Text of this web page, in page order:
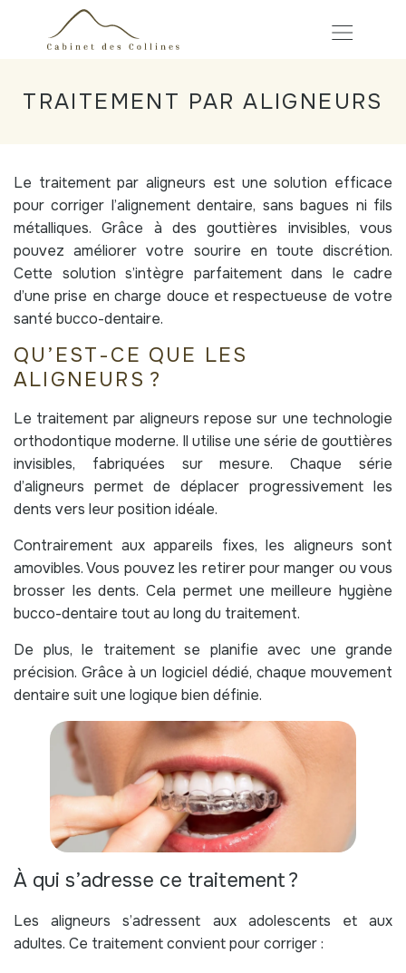
TRAITEMENT PAR ALIGNEURS
Le traitement par aligneurs est une solution efficace
pour corriger l’alignement dentaire, sans bagues ni fils
métalliques. Grâce à des gouttières invisibles, vous
pouvez améliorer votre sourire en toute discrétion.
Cette solution s’intègre parfaitement dans le cadre
d’une prise en charge douce et respectueuse de votre
santé bucco-dentaire.
QU’EST-CE QUE LES
ALIGNEURS ?
Le traitement par aligneurs repose sur une technologie
orthodontique moderne. Il utilise une série de gouttières
invisibles, fabriquées sur mesure. Chaque série
d’aligneurs permet de déplacer progressivement les
dents vers leur position idéale.
Contrairement aux appareils fixes, les aligneurs sont
amovibles. Vous pouvez les retirer pour manger ou vous
brosser les dents. Cela permet une meilleure hygiène
bucco-dentaire tout au long du traitement.
De plus, le traitement se planifie avec une grande
précision. Grâce à un logiciel dédié, chaque mouvement
dentaire suit une logique bien définie.
À qui s’adresse ce traitement ?
Les aligneurs s’adressent aux adolescents et aux
adultes. Ce traitement convient pour corriger :